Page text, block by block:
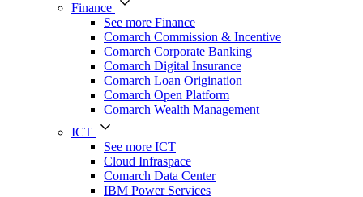
Finance
See more Finance
Comarch Commission & Incentive
Comarch Corporate Banking
Comarch Digital Insurance
Comarch Loan Origination
Comarch Open Platform
Comarch Wealth Management
ICT
See more ICT
Cloud Infraspace
Comarch Data Center
IBM Power Services